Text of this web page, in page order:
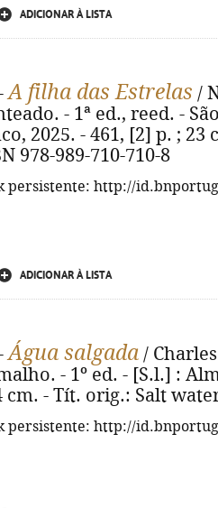
ADICIONAR À LISTA
A filha das Estrelas /
- 1ª ed., reed. -
2025. - 461, [2] p. ;
978-989-710-710-8
persistente: http://
ADICIONAR À LISTA
Água salgada /
- 1º ed. - [S.l.] :
cm. - Tít. orig.: Salt
persistente: http://